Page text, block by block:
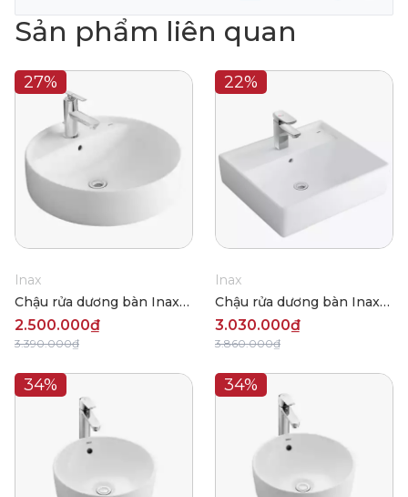
Sản phẩm liên quan
27%
Inax
Chậu rửa dương bàn Inax
AL-294V
2.500.000₫
3.390.000₫
22%
Inax
Chậu rửa dương bàn Inax
AL-293V
3.030.000₫
3.860.000₫
34% 34%